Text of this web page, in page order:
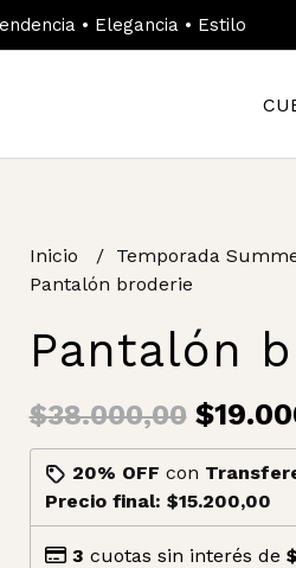
• Elegancia • Estilo
Inicio Temporada
Pantalón broderie
Pantalón
$38.000,00
20% OFF con
Precio final: $15.200,00
3 cuotas sin interés de